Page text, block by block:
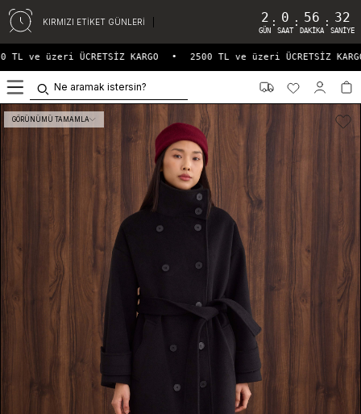
KIRMIZI ETİKET GÜNLERİ 2
GÜN
: 0
SAAT
: 56
DAKIKA
: 31
SANIYE
TL ve üzeri ÜCRETSİZ KARGO 2500 TL ve üzeri ÜCRETSİZ KARGO
GÖRÜNÜMÜ TAMAMLA